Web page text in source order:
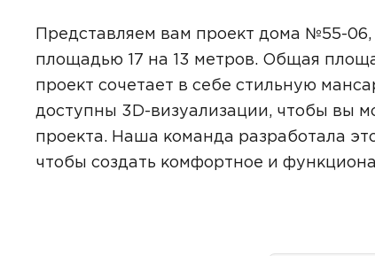
Представляем вам проект дома №55-
площадью 17 на 13 метров. Общая
проект сочетает в себе стильную
доступны 3D-визуализации, чтобы вы
проекта. Наша команда разработала
чтобы создать комфортное и